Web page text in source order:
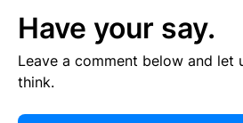
Have your say.
Leave a comment below and let
think.